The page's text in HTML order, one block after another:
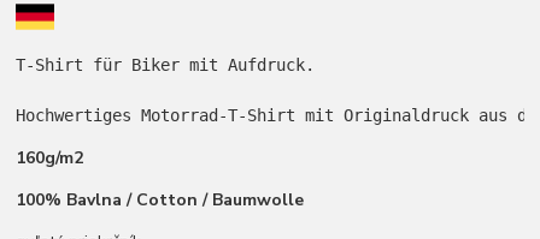
T-Shirt für Biker mit Aufdruck.
Hochwertiges Motorrad-T-Shirt mit Originaldruck aus
160g/m2
100% Bavlna / Cotton / Baumwolle